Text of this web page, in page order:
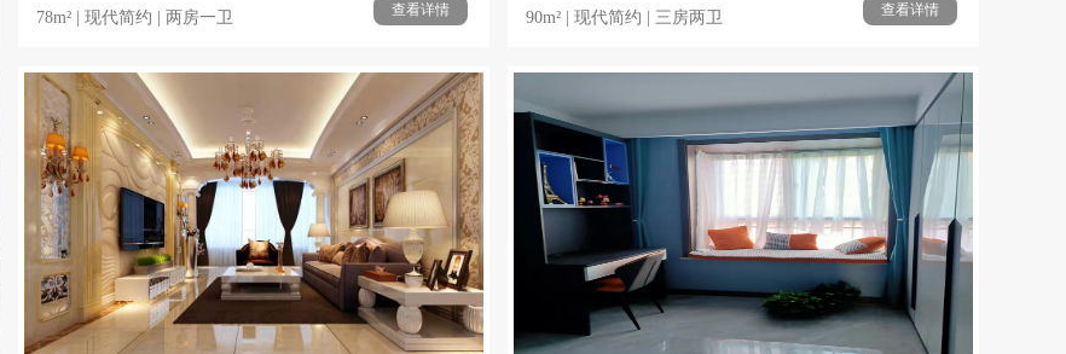
78m² | 现代简约 | 两房一卫 查看详情 90m² | 现代简约 | 三房两卫 查看详情